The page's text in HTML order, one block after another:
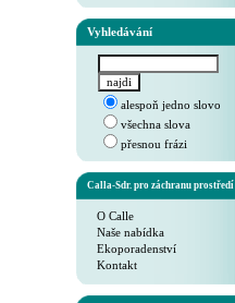
Vyhledávání
alespoň jedno slovo
všechna slova
přesnou frázi
Calla-Sdr. pro záchranu prostředí
O Calle
Naše nabídka
Ekoporadenství
Kontakt